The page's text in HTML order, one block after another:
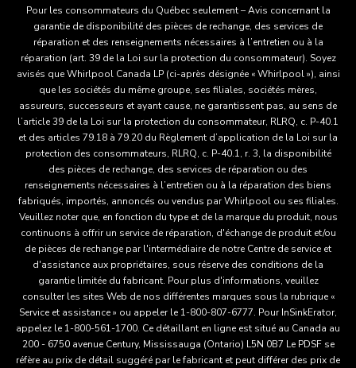
Pour les consommateurs du Québec seulement – Avis concernant la
garantie de disponibilité des pièces de rechange, des services de
réparation et des renseignements nécessaires à l’entretien ou à la
réparation (art. 39 de la Loi sur la protection du consommateur). Soyez
avisés que Whirlpool Canada LP (ci-après désignée « Whirlpool »), ainsi
que les sociétés du même groupe, ses filiales, sociétés mères,
assureurs, successeurs et ayant cause, ne garantissent pas, au sens de
l’article 39 de la Loi sur la protection du consommateur, RLRQ, c. P-40.1
et des articles 79.18 à 79.20 du Règlement d’application de la Loi sur la
protection des consommateurs, RLRQ, c. P-40.1, r. 3, la disponibilité
des pièces de rechange, des services de réparation ou des
renseignements nécessaires à l’entretien ou à la réparation des biens
fabriqués, importés, annoncés ou vendus par Whirlpool ou ses filiales.
Veuillez noter que, en fonction du type et de la marque du produit, nous
continuons à offrir un service de réparation, d'échange de produit et/ou
de pièces de rechange par l'intermédiaire de notre Centre de service et
d'assistance aux propriétaires, sous réserve des conditions de la
garantie limitée du fabricant. Pour plus d'informations, veuillez
consulter les sites Web de nos différentes marques sous la rubrique «
Service et assistance » ou appeler le 1-800-807-6777. Pour InSinkErator,
appelez le 1-800-561-1700. Ce détaillant en ligne est situé au Canada au
200 - 6750 avenue Century, Mississauga (Ontario) L5N 0B7 Le PDSF se
réfère au prix de détail suggéré par le fabricant et peut différer des prix de